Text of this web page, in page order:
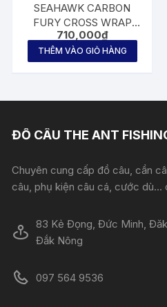
SEAHAWK CARBON
FURY CROSS WRAP
SPINNING / CASTING
ROD Size 6.0″ / 6.6″ /
7.0″
710,000₫
THÊM VÀO GIỎ HÀNG
ĐỒ CÂU THE ANT
Chuyên cung cấp đồ câu, cần
câu, phụ kiện câu cá, cước dù...
83 Kẻ Đọng, Đức Minh,
Đắk Nông
097 564 9536